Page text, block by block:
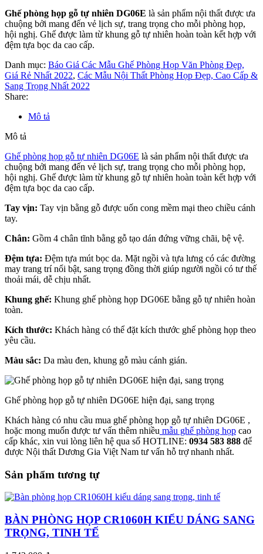
Ghế phòng họp gỗ tự nhiên DG06E là sản phẩm nội thất được ưa
chuộng bởi mang đến vẻ lịch sự, trang trọng cho mỗi phòng họp,
hội nghị. Ghế được làm từ khung gỗ tự nhiên hoàn toàn kết hợp với
đệm tựa bọc da cao cấp.
Danh mục: Báo Giá Các Mẫu Ghế Phòng Họp Văn Phòng Đẹp,
Giá Rẻ Nhất 2022, Các Mẫu Nội Thất Phòng Họp Đẹp, Cao Cấp &
Sang Trọng Nhất 2022
Share:
Mô tả
Mô tả
Ghế phòng họp gỗ tự nhiên DG06E là sản phẩm nội thất được ưa
chuộng bởi mang đến vẻ lịch sự, trang trọng cho mỗi phòng họp,
hội nghị. Ghế được làm từ khung gỗ tự nhiên hoàn toàn kết hợp với
đệm tựa bọc da cao cấp.
Tay vịn: Tay vịn bằng gỗ được uốn cong mềm mại theo chiều cánh
tay.
Chân: Gồm 4 chân tĩnh bằng gỗ tạo dán đứng vững chãi, bệ vệ.
Đệm tựa: Đệm tựa mút bọc da. Mặt ngồi và tựa lưng có các đường
may trang trí nổi bật, sang trọng đồng thời giúp người ngồi có tư thế
thoải mái, dễ chịu nhất.
Khung ghế: Khung ghế phòng họp DG06E bằng gỗ tự nhiên hoàn
toàn.
Kích thước: Khách hàng có thể đặt kích thước ghế phòng họp theo
yêu cầu.
Màu sắc: Da màu đen, khung gỗ màu cánh gián.
Ghế phòng họp gỗ tự nhiên DG06E hiện đại, sang trọng
Khách hàng có nhu cầu mua ghế phòng họp gỗ tự nhiên DG06E ,
hoặc mong muốn được tư vấn thêm nhiều mẫu ghế phòng họp cao
cấp khác, xin vui lòng liên hệ qua số HOTLINE: 0934 583 888 để
được Nội thất Dương Gia Việt Nam tư vấn hỗ trợ nhanh nhất.
Sản phẩm tương tự
BÀN PHÒNG HỌP CR1060H KIỂU DÁNG SANG
TRỌNG, TINH TẾ